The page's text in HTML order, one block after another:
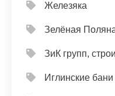
Железяка
Зелёная
ЗиК групп,
Иглинские бани